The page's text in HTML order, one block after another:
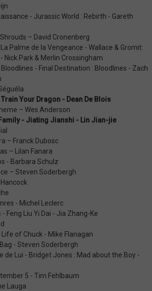
- Jurassic World : Rebirth - Gareth
– David Cronenberg
Palme de la Vengeance - Wallace & Gromit:
Nick Park & Merlin Crossingham
- Final Destination : Bloodlines - Zach
Your Dragon - Dean De Blois
– Wes Anderson
- Jiating Jianshi - Lin Jian-jie
– Franck Dubosc
– Lilan Fanara
- Barbara Schulz
– Steven Soderbergh
- Michel Leclerc
Feng Liu Yi Dai - Jia Zhang-Ke
of Chuck - Mike Flanagan
- Steven Soderbergh
de Lui - Bridget Jones : Mad about the Boy -
5 - Tim Fehlbaum
Lauga